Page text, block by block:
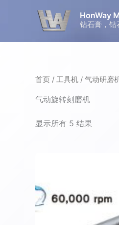
容
HonWay
钻石膏，钻
首页 / 工具机 / 气动研磨
气动旋转刻磨机
显示所有 5 结果